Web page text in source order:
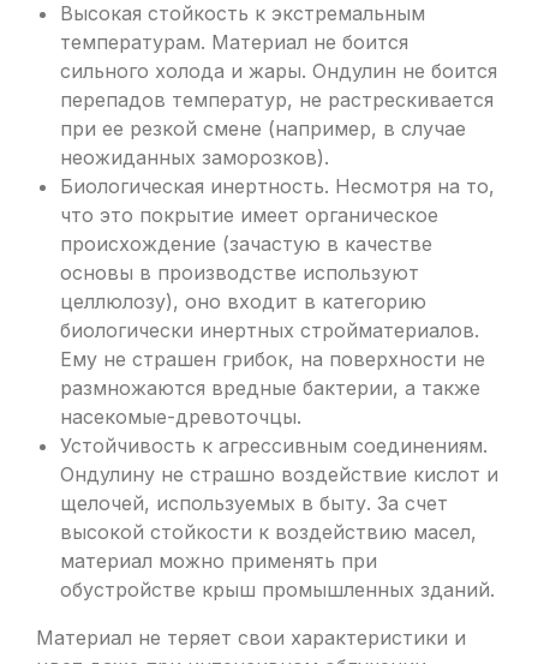
Высокая стойкость к экстремальным
температурам. Материал не боится
сильного холода и жары. Ондулин не боится
перепадов температур, не растрескивается
при ее резкой смене (например, в случае
неожиданных заморозков).
Биологическая инертность. Несмотря на то,
что это покрытие имеет органическое
происхождение (зачастую в качестве
основы в производстве используют
целлюлозу), оно входит в категорию
биологически инертных стройматериалов.
Ему не страшен грибок, на поверхности не
размножаются вредные бактерии, а также
насекомые-древоточцы.
Устойчивость к агрессивным соединениям.
Ондулину не страшно воздействие кислот и
щелочей, используемых в быту. За счет
высокой стойкости к воздействию масел,
материал можно применять при
обустройстве крыш промышленных зданий.
Материал не теряет свои характеристики и